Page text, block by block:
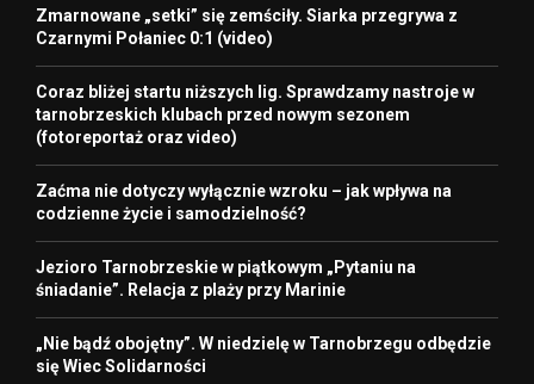
Zmarnowane „setki” się zemściły. Siarka przegrywa z
Czarnymi Połaniec 0:1 (video)
Coraz bliżej startu niższych lig. Sprawdzamy nastroje w
tarnobrzeskich klubach przed nowym sezonem
(fotoreportaż oraz video)
Zaćma nie dotyczy wyłącznie wzroku – jak wpływa na
codzienne życie i samodzielność?
Jezioro Tarnobrzeskie w piątkowym „Pytaniu na
śniadanie”. Relacja z plaży przy Marinie
„Nie bądź obojętny”. W niedzielę w Tarnobrzegu odbędzie
się Wiec Solidarności